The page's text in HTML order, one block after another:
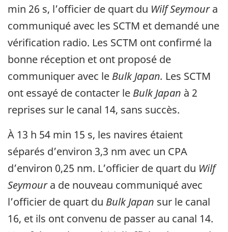
min 26 s, l’officier de quart du Wilf Seymoura
communiqué avec les SCTM et demandé une
vérification radio. Les SCTM ont confirmé la
bonne réception et ont proposé de
communiquer avec le Bulk Japan. Les SCTM
ont essayé de contacter le Bulk Japan à 2
reprises sur le canal 14, sans succès.
À 13 h 54 min 15 s, les navires étaient
séparés d’environ 3,3 nm avec un CPA
d’environ 0,25 nm. L’officier de quart du Wilf
Seymoura de nouveau communiqué avec
l’officier de quart du Bulk Japan sur le canal
16, et ils ont convenu de passer au canal 14.